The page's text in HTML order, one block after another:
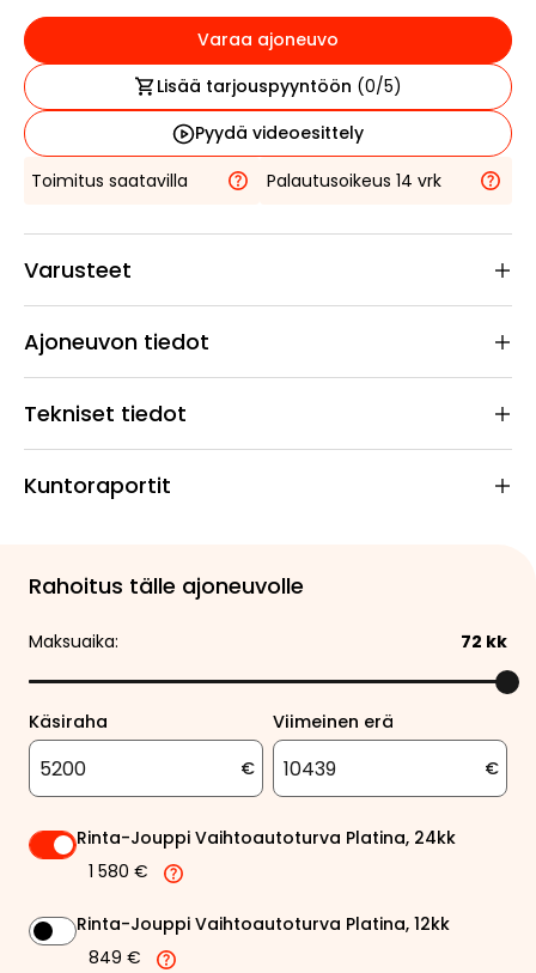
Varaa ajoneuvo
Lisää tarjouspyyntöön (0/5)
Pyydä videoesittely
Toimitus saatavilla
Palautusoikeus 14 vrk
Varusteet
Ajoneuvon tiedot
Tekniset tiedot
Kuntoraportit
Rahoitus tälle ajoneuvolle
Maksuaika: 72 kk
Käsiraha
€
Viimeinen erä
€
Rinta-Jouppi Vaihtoautoturva Platina, 24kk
1 580 €
Rinta-Jouppi Vaihtoautoturva Platina, 12kk
849 €